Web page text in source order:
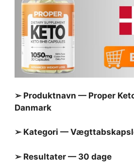
➢ Produktnavn — Proper
Danmark
➢ Kategori —
➢ Resultater — 30 dage